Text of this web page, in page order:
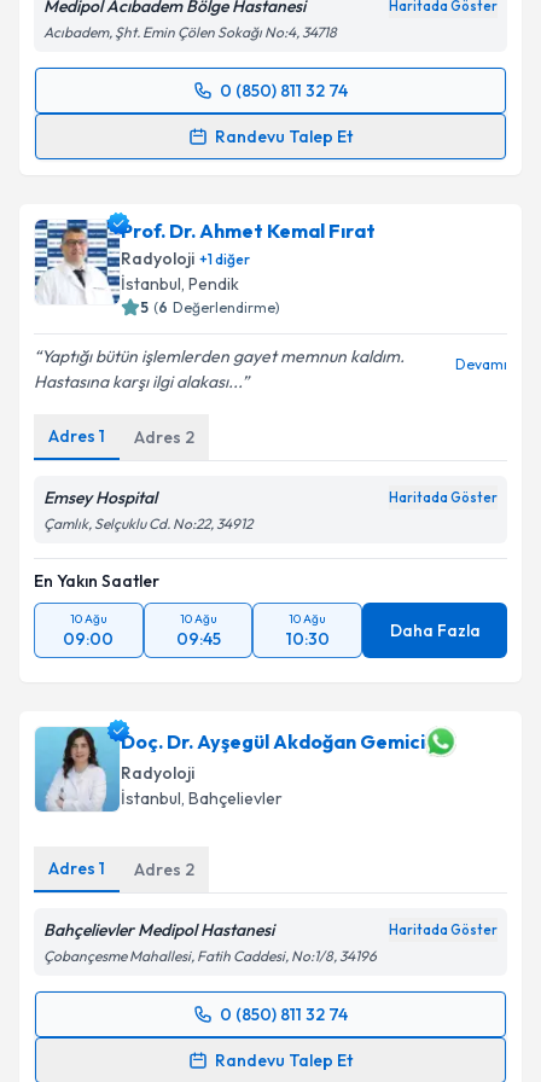
Metni'ni okudum ve kişisel verilerimin belirtilen
kapsamda işlenmesini kabul ediyorum.
Takvim Talebini Gönder
Medipol Acıbadem Bölge Hastanesi Haritada Göster
Acıbadem, Şht. Emin Çölen Sokağı No:4, 34718
0 (850) 811 32 74
Randevu Talep Et
Randevu Takvimi Talebi
almanız için bir takvim hazırlandığında e-posta ile
bilgilendireceğiz.
E-posta Adresiniz
Metni 'ni okudum ve kişisel verilerimin belirtilen
Prof. Dr. Ahmet Kemal Fırat
Radyoloji +1diğer
İstanbul, Pendik
5 (6 Değerlendirme)
Yaptığı bütün işlemlerden gayet memnun kaldım.
Hastasına karşı ilgi alakası...
Devamı
Adres 1 Adres 2
Emsey Hospital Haritada Göster
Çamlık, Selçuklu Cd. No:22, 34912
En Yakın Saatler
10 Ağu
09:00
10 Ağu
09:45
10 Ağu
10:30 Daha Fazla
Doç. Dr. Ayşegül Akdoğan Gemici
Radyoloji
İstanbul, Bahçelievler
Adres 1 Adres 2
Bahçelievler Medipol Hastanesi Haritada Göster
Çobançesme Mahallesi, Fatih Caddesi, No:1/8, 34196
0 (850) 811 32 74
Randevu Talep Et
Randevu Takvimi Talebi